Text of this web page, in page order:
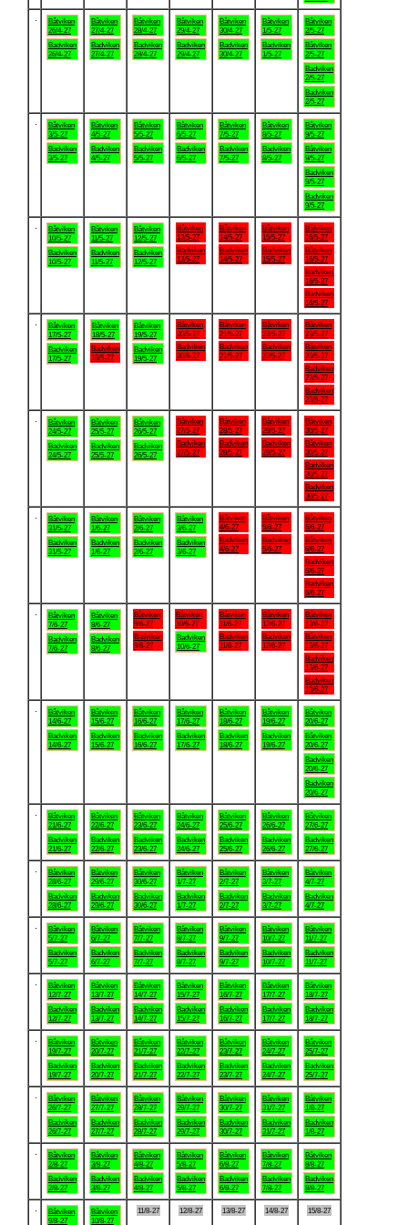
Båtviken
26/4-27
Badviken
26/4-27
Båtviken
27/4-27
Badviken
27/4-27
Båtviken
28/4-27
Badviken
28/4-27
Båtviken
29/4-27
Badviken
29/4-27
Båtviken
30/4-27
Badviken
30/4-27
Båtviken
1/5-27
Badviken
1/5-27
Båtviken
2/5-27
Båtviken
2/5-27
Badviken
2/5-27
Badviken
2/5-27
Båtviken
3/5-27
Badviken
3/5-27
Båtviken
4/5-27
Badviken
4/5-27
Båtviken
5/5-27
Badviken
5/5-27
Båtviken
6/5-27
Badviken
6/5-27
Båtviken
7/5-27
Badviken
7/5-27
Båtviken
8/5-27
Badviken
8/5-27
Båtviken
9/5-27
Båtviken
9/5-27
Badviken
9/5-27
Badviken
9/5-27
Båtviken
10/5-27
Badviken
10/5-27
Båtviken
11/5-27
Badviken
11/5-27
Båtviken
12/5-27
Badviken
12/5-27
Båtviken
13/5-27
Badviken
13/5-27
Båtviken
14/5-27
Badviken
14/5-27
Båtviken
15/5-27
Badviken
15/5-27
Båtviken
16/5-27
Båtviken
16/5-27
Badviken
16/5-27
Badviken
16/5-27
Båtviken
17/5-27
Badviken
17/5-27
Båtviken
18/5-27
Badviken
18/5-27
Båtviken
19/5-27
Badviken
19/5-27
Båtviken
20/5-27
Badviken
20/5-27
Båtviken
21/5-27
Badviken
21/5-27
Båtviken
22/5-27
Badviken
22/5-27
Båtviken
23/5-27
Båtviken
23/5-27
Badviken
23/5-27
Badviken
23/5-27
Båtviken
24/5-27
Badviken
24/5-27
Båtviken
25/5-27
Badviken
25/5-27
Båtviken
26/5-27
Badviken
26/5-27
Båtviken
27/5-27
Badviken
27/5-27
Båtviken
28/5-27
Badviken
28/5-27
Båtviken
29/5-27
Badviken
29/5-27
Båtviken
30/5-27
Båtviken
30/5-27
Badviken
30/5-27
Badviken
30/5-27
Båtviken
31/5-27
Badviken
31/5-27
Båtviken
1/6-27
Badviken
1/6-27
Båtviken
2/6-27
Badviken
2/6-27
Båtviken
3/6-27
Badviken
3/6-27
Båtviken
4/6-27
Badviken
4/6-27
Båtviken
5/6-27
Badviken
5/6-27
Båtviken
6/6-27
Båtviken
6/6-27
Badviken
6/6-27
Badviken
6/6-27
Båtviken
7/6-27
Badviken
7/6-27
Båtviken
8/6-27
Badviken
8/6-27
Båtviken
9/6-27
Badviken
9/6-27
Båtviken
10/6-27
Badviken
10/6-27
Båtviken
11/6-27
Badviken
11/6-27
Båtviken
12/6-27
Badviken
12/6-27
Båtviken
13/6-27
Båtviken
13/6-27
Badviken
13/6-27
Badviken
13/6-27
Båtviken
14/6-27
Badviken
14/6-27
Båtviken
15/6-27
Badviken
15/6-27
Båtviken
16/6-27
Badviken
16/6-27
Båtviken
17/6-27
Badviken
17/6-27
Båtviken
18/6-27
Badviken
18/6-27
Båtviken
19/6-27
Badviken
19/6-27
Båtviken
20/6-27
Båtviken
20/6-27
Badviken
20/6-27
Badviken
20/6-27
Båtviken
21/6-27
Badviken
21/6-27
Båtviken
22/6-27
Badviken
22/6-27
Båtviken
23/6-27
Badviken
23/6-27
Båtviken
24/6-27
Badviken
24/6-27
Båtviken
25/6-27
Badviken
25/6-27
Båtviken
26/6-27
Badviken
26/6-27
Båtviken
27/6-27
Badviken
27/6-27
Båtviken
28/6-27
Badviken
28/6-27
Båtviken
29/6-27
Badviken
29/6-27
Båtviken
30/6-27
Badviken
30/6-27
Båtviken
1/7-27
Badviken
1/7-27
Båtviken
2/7-27
Badviken
2/7-27
Båtviken
3/7-27
Badviken
3/7-27
Båtviken
4/7-27
Badviken
4/7-27
Båtviken
5/7-27
Badviken
5/7-27
Båtviken
6/7-27
Badviken
6/7-27
Båtviken
7/7-27
Badviken
7/7-27
Båtviken
8/7-27
Badviken
8/7-27
Båtviken
9/7-27
Badviken
9/7-27
Båtviken
10/7-27
Badviken
10/7-27
Båtviken
11/7-27
Badviken
11/7-27
Båtviken
12/7-27
Badviken
12/7-27
Båtviken
13/7-27
Badviken
13/7-27
Båtviken
14/7-27
Badviken
14/7-27
Båtviken
15/7-27
Badviken
15/7-27
Båtviken
16/7-27
Badviken
16/7-27
Båtviken
17/7-27
Badviken
17/7-27
Båtviken
18/7-27
Badviken
18/7-27
Båtviken
19/7-27
Badviken
19/7-27
Båtviken
20/7-27
Badviken
20/7-27
Båtviken
21/7-27
Badviken
21/7-27
Båtviken
22/7-27
Badviken
22/7-27
Båtviken
23/7-27
Badviken
23/7-27
Båtviken
24/7-27
Badviken
24/7-27
Båtviken
25/7-27
Badviken
25/7-27
Båtviken
26/7-27
Badviken
26/7-27
Båtviken
27/7-27
Badviken
27/7-27
Båtviken
28/7-27
Badviken
28/7-27
Båtviken
29/7-27
Badviken
29/7-27
Båtviken
30/7-27
Badviken
30/7-27
Båtviken
31/7-27
Badviken
31/7-27
Båtviken
1/8-27
Badviken
1/8-27
Båtviken
2/8-27
Badviken
2/8-27
Båtviken
3/8-27
Badviken
3/8-27
Båtviken
4/8-27
Badviken
4/8-27
Båtviken
5/8-27
Badviken
5/8-27
Båtviken
6/8-27
Badviken
6/8-27
Båtviken
7/8-27
Badviken
7/8-27
Båtviken
8/8-27
Badviken
8/8-27
Båtviken
9/8-27
Båtviken
10/8-27
11/8-27 12/8-27 13/8-27 14/8-27 15/8-27